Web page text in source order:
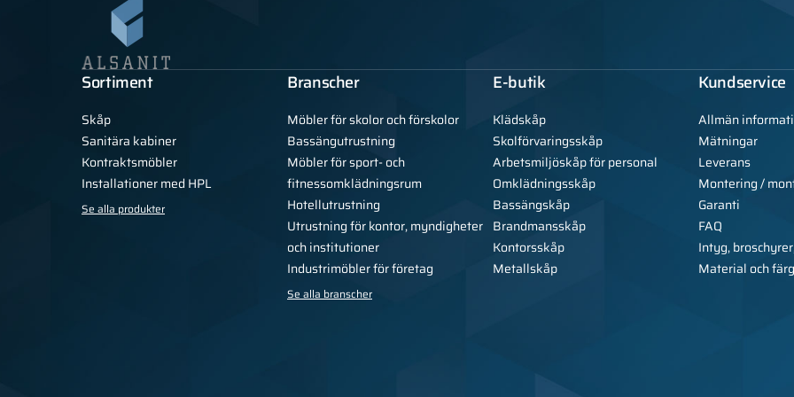
Sortiment
Skåp
Sanitära kabiner
Kontraktsmöbler
Installationer med HPL
Se alla produkter
Branscher
Möbler för skolor och förskolor
Bassängutrustning
Möbler för sport- och
fitnessomklädningsrum
Hotellutrustning
Utrustning för kontor, myndigheter
och institutioner
Industrimöbler för företag
Se alla branscher
E-butik
Klädskåp
Skolförvaringsskåp
Arbetsmiljöskåp för personal
Omklädningsskåp
Bassängskåp
Brandmansskåp
Kontorsskåp
Metallskåp
Kundservice
Allmän
Mätningar
Leverans
Montering /
Garanti
FAQ
Intyg,
Material och